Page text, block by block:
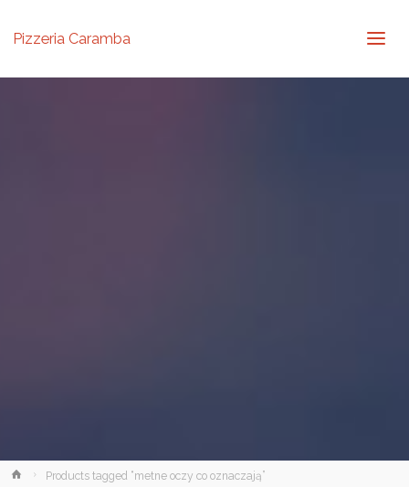
Pizzeria Caramba
StronaProducts tagged “metne oczy co oznaczają”